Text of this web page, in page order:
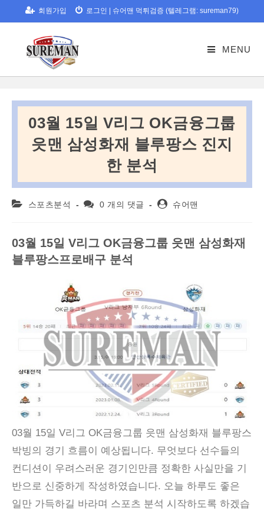
to
회원가입 로그인 슈어맨 먹튀검증 (텔레그램: sureman79)
MENU
03월 15일 V리그 OK금융그룹
읏맨 삼성화재 블루팡스 진지
한 분석
Post 스포츠분석
Post0 개의 댓글
Post슈어맨
03월 15일 V리그 OK금융그룹 읏맨 삼성화재
블루팡스프로배구 분석
03월 15일 V리그 OK금융그룹 읏맨 삼성화재 블루팡스
박빙의 경기 흐름이 예상됩니다. 무엇보다 선수들의
컨디션이 우려스러운 경기인만큼 정확한 사실만을 기
반으로 신중하게 작성하였습니다. 오늘 하루도 좋은
일만 가득하길 바라며 스포츠 분석 시작하도록 하겠습